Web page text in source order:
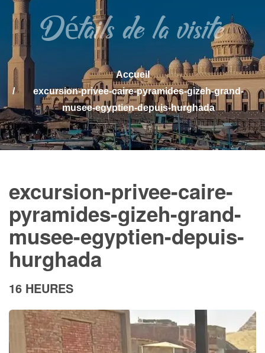
Détails de la visite
Accueil
excursion-privee-caire-pyramides-gizeh-grand-
musee-egyptien-depuis-hurghada
excursion-privee-caire-
pyramides-gizeh-grand-
musee-egyptien-depuis-
hurghada
16 HEURES